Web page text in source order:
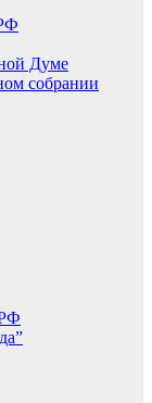
Думе
собрании